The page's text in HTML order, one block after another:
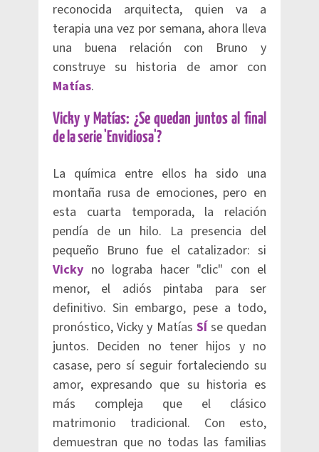
reconocida arquitecta, quien va a
terapia una vez por semana, ahora lleva
una buena relación con Bruno y
construye su historia de amor con
Matías.
Vicky y Matías: ¿Se quedan juntos al final
de la serie 'Envidiosa'?
La química entre ellos ha sido una
montaña rusa de emociones, pero en
esta cuarta temporada, la relación
pendía de un hilo. La presencia del
pequeño Bruno fue el catalizador: si
Vicky no lograba hacer "clic" con el
menor, el adiós pintaba para ser
definitivo. Sin embargo, pese a todo,
pronóstico, Vicky y Matías SÍse quedan
juntos. Deciden no tener hijos y no
casase, pero sí seguir fortaleciendo su
amor, expresando que su historia es
más compleja que el clásico
matrimonio tradicional. Con esto,
demuestran que no todas las familias